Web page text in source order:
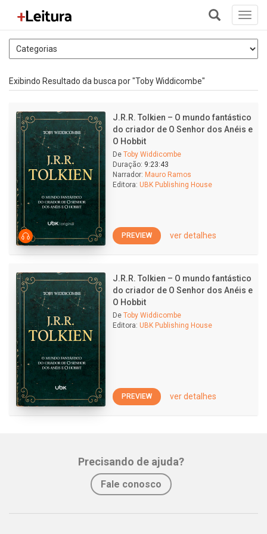
+
Exibindo Resultado da busca por "Toby Widdicombe"
J.R.R. Tolkien – O mundo fantástico
do criador de O Senhor dos Anéis e
O Hobbit
De Toby Widdicombe
Duração: 9:23:43
Narrador: Mauro Ramos
Editora: UBK Publishing House
PREVIEW ver detalhes
J.R.R. Tolkien – O mundo fantástico
do criador de O Senhor dos Anéis e
O Hobbit
De Toby Widdicombe
Editora: UBK Publishing House
PREVIEW ver detalhes
Precisando de ajuda?
Fale conosco